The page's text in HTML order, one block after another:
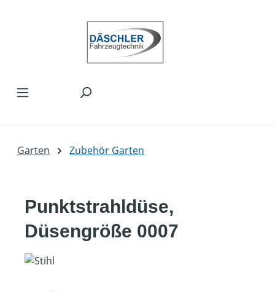
Garten Zubehör Garten
Punktstrahldüse,
Düsengröße 0007